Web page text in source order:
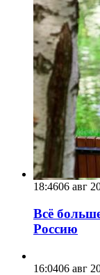
18:4606 авг
Всё
Россию
16:0406 авг